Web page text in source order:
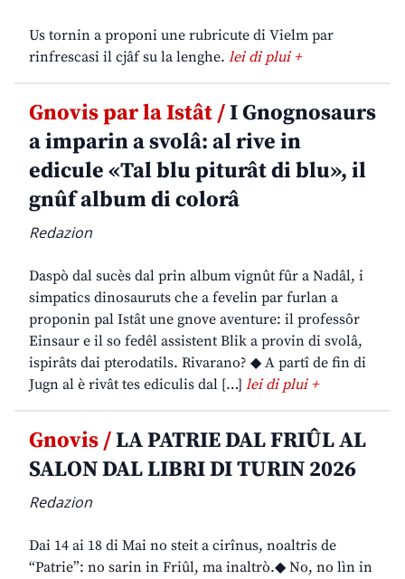
Us tornin a proponi une rubricute di Vielm par
rinfrescasi il cjâf su la lenghe. lei di plui +
Gnovis par la Istât /I Gnognosaurs
a imparin a svolâ: al rive in
edicule «Tal blu piturât di blu», il
gnûf album di colorâ
Redazion
Daspò dal sucès dal prin album vignût fûr a Nadâl, i
simpatics dinosauruts che a fevelin par furlan a
proponin pal Istât une gnove aventure: il professôr
Einsaur e il so fedêl assistent Blik a provin di svolâ,
ispirâts dai pterodatils. Rivarano? ◆ A partî de fin di
Jugn al è rivât tes ediculis dal […] lei di plui +
Gnovis /LA PATRIE DAL FRIÛL AL
SALON DAL LIBRI DI TURIN 2026
Redazion
Dai 14 ai 18 di Mai no steit a cirînus, noaltris de
“Patrie”: no sarin in Friûl, ma inaltrò.◆ No, no lìn in